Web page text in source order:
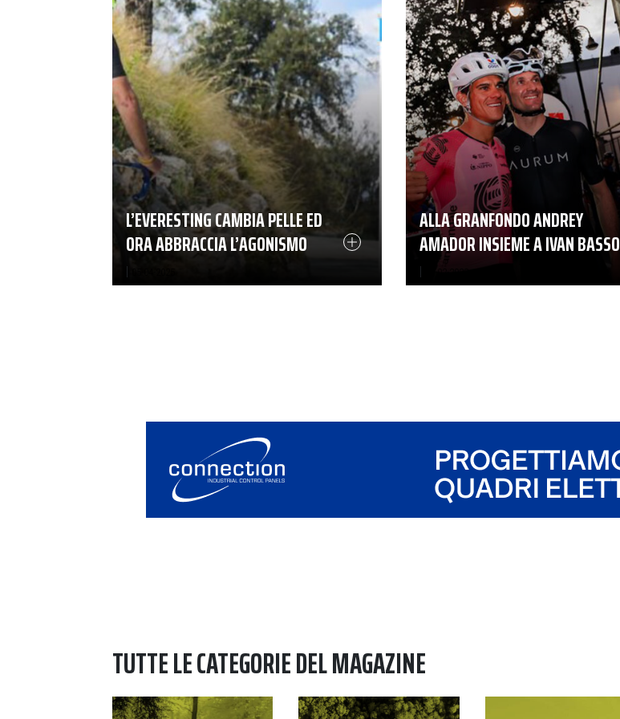
L’EVERESTING CAMBIA PELLE ED
ORA ABBRACCIA L’AGONISMO
ALLA GRANFONDO ANDREY
AMADOR INSIEME A IVAN BASSO
TUTTE LE CATEGORIE DEL MAGAZINE